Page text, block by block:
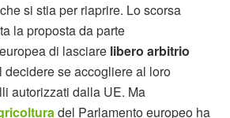
si stia per riaprire. Lo scorsa
la proposta da parte
di lasciare libero arbitrio
decidere se accogliere al loro
autorizzati dalla UE. Ma
del Parlamento europeo ha